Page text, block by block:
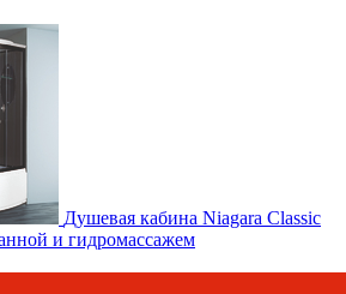
Душевая кабина Niagara Classic
и гидромассажем